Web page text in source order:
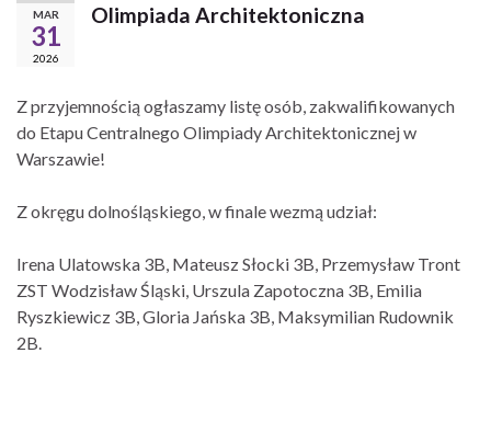
MAR
31
2026
Olimpiada Architektoniczna
Z przyjemnością ogłaszamy listę osób, zakwalifikowanych
do Etapu Centralnego Olimpiady Architektonicznej w
Warszawie!
Z okręgu dolnośląskiego, w finale wezmą udział:
Irena Ulatowska 3B, Mateusz Słocki 3B, Przemysław Tront
ZST Wodzisław Śląski, Urszula Zapotoczna 3B, Emilia
Ryszkiewicz 3B, Gloria Jańska 3B, Maksymilian Rudownik
2B.